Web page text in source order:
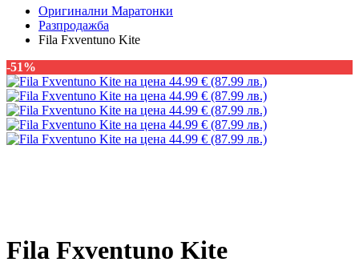
Оригинални Маратонки
Разпродажба
Fila Fxventuno Kite
-51%
Fila Fxventuno Kite